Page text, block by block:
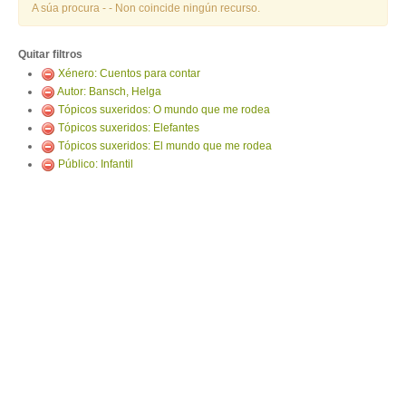
A súa procura - - Non coincide ningún recurso.
Quitar filtros
Xénero: Cuentos para contar
Autor: Bansch, Helga
Tópicos suxeridos: O mundo que me rodea
Tópicos suxeridos: Elefantes
Tópicos suxeridos: El mundo que me rodea
Público: Infantil